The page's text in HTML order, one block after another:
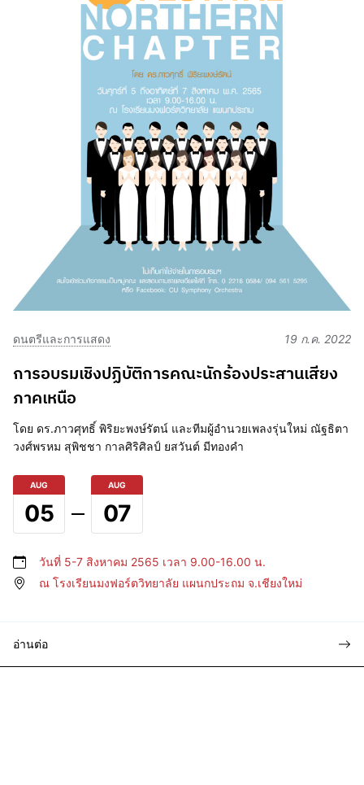
ดนตรีและการแสดง 19 ก.ค. 2022
การอบรมเชิงปฏิบัติการคณะนักร้องประสานเสียง
ภาคเหนือ
โดย ดร.ภาวศุทธิ์ พิริยะพงษ์รัตน์ และทีมผู้อำนวยเพลงรุ่นใหม่ ณัฐธิตา
วงศ์พรหม สุพิชชา กาลศิริศิลป์ ยสวันต์ มีทองคำ
AUG
05
AUG
07
วันที่ 5-7 สิงหาคม 2565 เวลา 9.00-16.00 น.
ณ โรงเรียนมงฟอร์ตวิทยาลัย แผนกประถม จ.เชียงใหม่
อ่านต่อ